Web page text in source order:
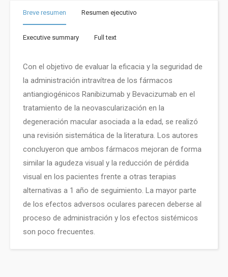
Breve resumen Resumen ejecutivo
Executive summary Full text
Con el objetivo de evaluar la eficacia y la seguridad de
la administración intravítrea de los fármacos
antiangiogénicos Ranibizumab y Bevacizumab en el
tratamiento de la neovascularización en la
degeneración macular asociada a la edad, se realizó
una revisión sistemática de la literatura. Los autores
concluyeron que ambos fármacos mejoran de forma
similar la agudeza visual y la reducción de pérdida
visual en los pacientes frente a otras terapias
alternativas a 1 año de seguimiento. La mayor parte
de los efectos adversos oculares parecen deberse al
proceso de administración y los efectos sistémicos
son poco frecuentes.